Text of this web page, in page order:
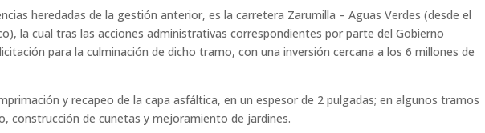
heredadas de la gestión anterior, es la carretera Zarumilla – Aguas Verdes (desde el
la cual tras las acciones administrativas correspondientes por parte del Gobierno
para la culminación de dicho tramo, con una inversión cercana a los 6 millones de
y recapeo de la capa asfáltica, en un espesor de 2 pulgadas; en algunos tramos
construcción de cunetas y mejoramiento de jardines.